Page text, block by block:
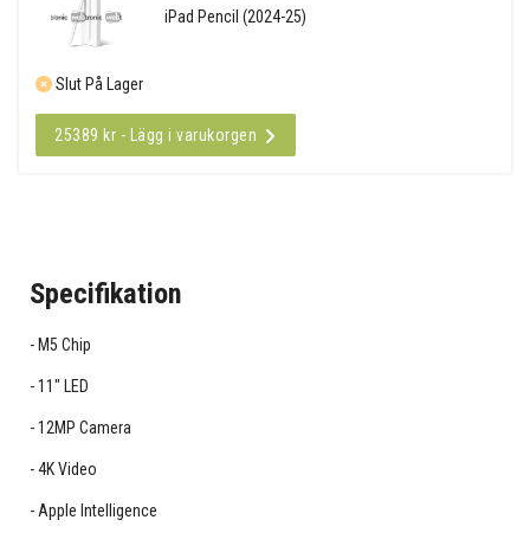
iPad Pencil (2024-25)
Slut På Lager
25389 kr - Lägg i varukorgen
Specifikation
M5 Chip
11" LED
12MP Camera
4K Video
Apple Intelligence